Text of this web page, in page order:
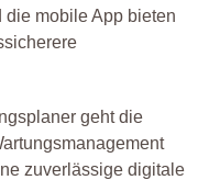
die mobile App bieten
geht die
zuverlässige digitale